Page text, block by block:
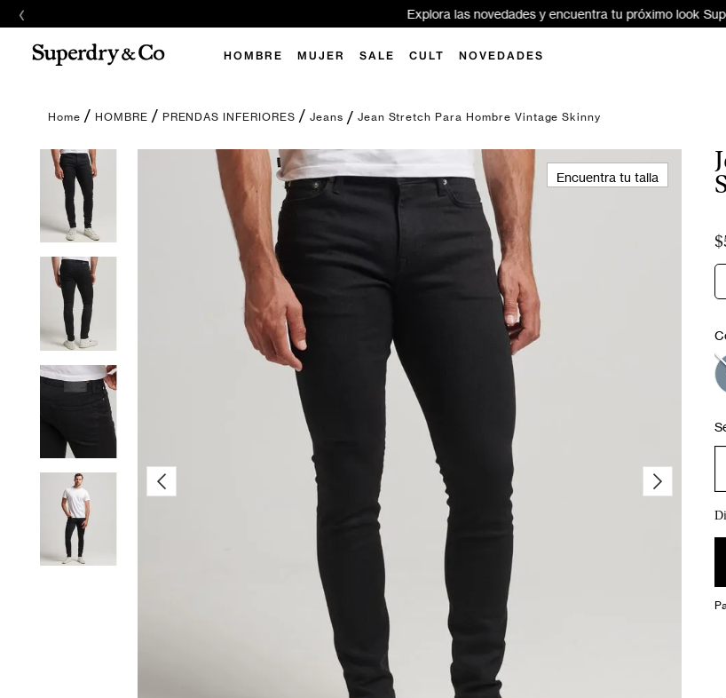
‹ Explora las novedades y encuentra tu próximo look
HOMBRE MUJER SALE CULT NOVEDADES
HOMBRE PRENDAS INFERIORES Jeans Jean Stretch Para Hombre Vintage Skinny
Encuentra tu talla